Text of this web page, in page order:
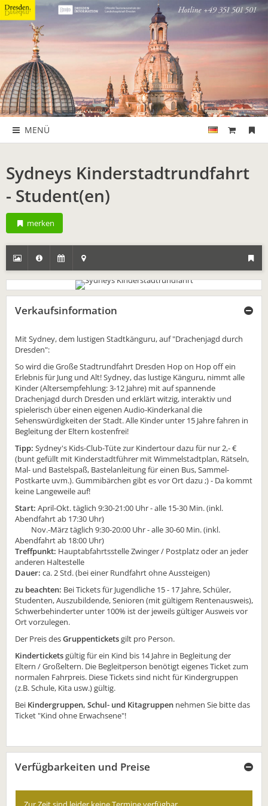
MENÜ
Sydneys Kinderstadtrundfahrt
- Student(en)
merken
Verkaufsinformation
Mit Sydney, dem lustigen Stadtkänguru, auf "Drachenjagd durch
Dresden":
So wird die Große Stadtrundfahrt Dresden Hop on Hop off ein
Erlebnis für Jung und Alt! Sydney, das lustige Känguru, nimmt alle
Kinder (Altersempfehlung: 3-12 Jahre) mit auf spannende
Drachenjagd durch Dresden und erklärt witzig, interaktiv und
spielerisch über einen eigenen Audio-Kinderkanal die
Sehenswürdigkeiten der Stadt. Alle Kinder unter 15 Jahre fahren in
Begleitung der Eltern kostenfrei!
Tipp: Sydney's Kids-Club-Tüte zur Kindertour dazu für nur 2,- €
(bunt gefüllt mit Kinderstadtführer mit Wimmelstadtplan, Rätseln,
Mal- und Bastelspaß, Bastelanleitung für einen Bus, Sammel-
Postkarte uvm.). Gummibärchen gibt es vor Ort dazu ;) - Da kommt
keine Langeweile auf!
Start: April-Okt. täglich 9:30-21:00 Uhr - alle 15-30 Min. (inkl.
Abendfahrt ab 17:30 Uhr)
Nov.-März täglich 9:30-20:00 Uhr - alle 30-60 Min. (inkl.
Abendfahrt ab 18:00 Uhr)
Treffpunkt: Hauptabfahrtsstelle Zwinger / Postplatz oder an jeder
anderen Haltestelle
Dauer: ca. 2 Std. (bei einer Rundfahrt ohne Aussteigen)
zu beachten: Bei Tickets für Jugendliche 15 - 17 Jahre, Schüler,
Studenten, Auszubildende, Senioren (mit gültigem Rentenausweis),
Schwerbehinderter unter 100% ist der jeweils gültiger Ausweis vor
Ort vorzulegen.
Der Preis desGruppenticketsgilt pro Person.
Kinderticketsgültig für ein Kind bis 14 Jahre in Begleitung der
Eltern / Großeltern. Die Begleitperson benötigt eigenes Ticket zum
normalen Fahrpreis. Diese Tickets sind nicht für Kindergruppen
(z.B. Schule, Kita usw.) gültig.
Bei Kindergruppen, Schul- und Kitagruppen nehmen Sie bitte das
Ticket "Kind ohne Erwachsene"!
Verfügbarkeiten und Preise